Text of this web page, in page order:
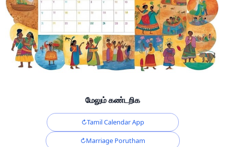
மேலும் கண்டறிக
Tamil Calendar App
Marriage Porutham